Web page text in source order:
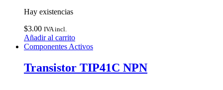
Hay existencias
$3.00 IVA incl.
Añadir al carrito
Componentes Activos
Transistor TIP41C NPN